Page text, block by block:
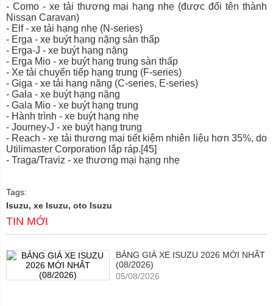
- Como - xe tải thương mại hạng nhẹ (được đổi tên thành
Nissan Caravan)
- Elf - xe tải hạng nhẹ (N-series)
- Erga - xe buýt hạng nặng sàn thấp
- Erga-J - xe buýt hạng nặng
- Erga Mio - xe buýt hạng trung sàn thấp
- Xe tải chuyển tiếp hạng trung (F-series)
- Giga - xe tải hạng nặng (C-series, E-series)
- Gala - xe buýt hạng nặng
- Gala Mio - xe buýt hạng trung
- Hành trình - xe buýt hạng nhẹ
- Journey-J - xe buýt hạng trung
- Reach - xe tải thương mại tiết kiệm nhiên liệu hơn 35%, do
Utilimaster Corporation lắp ráp.[45]
- Traga/Traviz - xe thương mại hạng nhẹ
Tags:
Isuzu, xe Isuzu, oto Isuzu
TIN MỚI
BẢNG GIÁ XE ISUZU 2026 MỚI NHẤT
(08/2026)
05/08/2026